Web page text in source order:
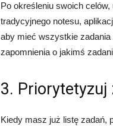
Po określeniu swoich
tradycyjnego notesu,
aby mieć wszystkie zadania
zapomnienia o jakimś
3. Priorytetyzuj
Kiedy masz już listę zadań,